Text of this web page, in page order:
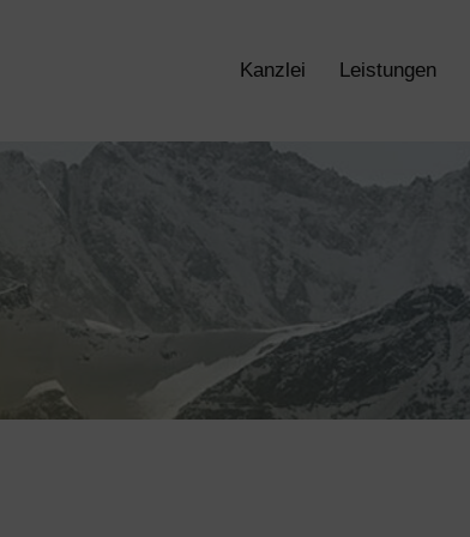
Kanzlei Leistungen